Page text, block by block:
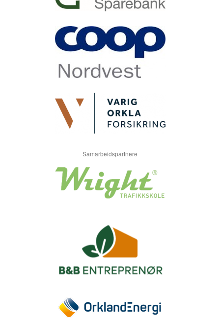
Samarbeidspartnere